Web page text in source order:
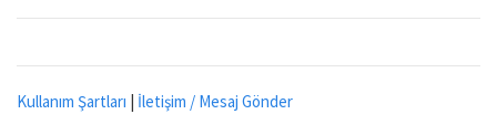
Kullanım Şartları | İletişim / Mesaj Gönder